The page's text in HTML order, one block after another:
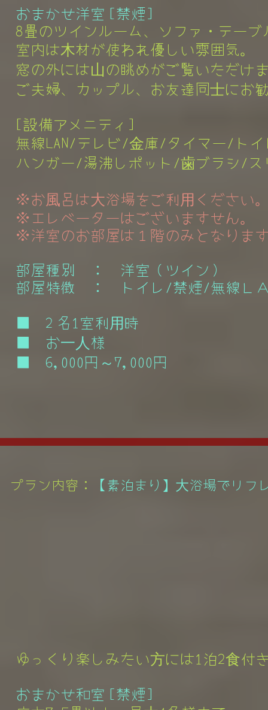
おまかせ洋室 [禁煙]
8畳のツインルーム、ソファ・テーブ
室内は木材が使われ優しい雰囲気。
窓の外には山の眺めがご覧いただけ
ご夫婦、カップル、お友達同士にお
[設備アメニティ]
無線LAN/テレビ/金庫/タイマー/トイ
ハンガー/湯沸しポット/歯ブラシ/ス
※お風呂は大浴場をご利用ください
※エレベーターはございますせん。
※洋室のお部屋は１階のみとなりま
部屋種別 ： 洋室（ツイン）
部屋特徴 ： トイレ/禁煙/無線Ｌ
■ 2 名1室利用時
■ お一人様
■ 6,000円～7,000円
プラン内容： 【素泊まり】大浴場でリ
ゆっくり楽しみたい方には1泊2食付
おまかせ和室 [禁煙]